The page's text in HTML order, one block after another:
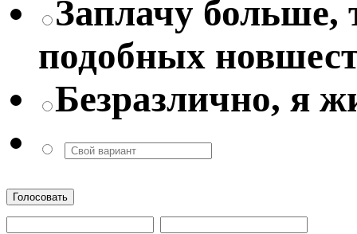
Заплачу больше,
подобных
Безразлично, я
Голосовать